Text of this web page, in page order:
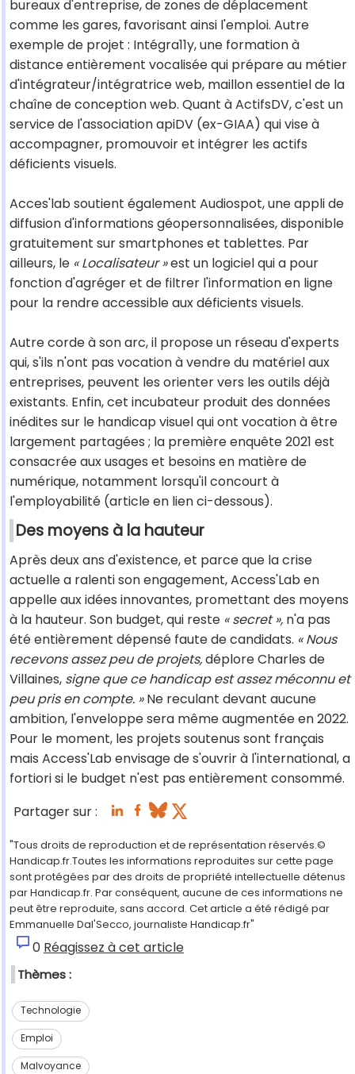
bureaux d'entreprise, de zones de déplacement
comme les gares, favorisant ainsi l'emploi. Autre
exemple de projet : Intégra11y, une formation à
distance entièrement vocalisée qui prépare au métier
d'intégrateur/intégratrice web, maillon essentiel de la
chaîne de conception web. Quant à ActifsDV, c'est un
service de l'association apiDV (ex-GIAA) qui vise à
accompagner, promouvoir et intégrer les actifs
déficients visuels.
Acces'lab soutient également Audiospot, une appli de
diffusion d'informations géopersonnalisées, disponible
gratuitement sur smartphones et tablettes. Par
ailleurs, le « Localisateur »est un logiciel qui a pour
fonction d'agréger et de filtrer l'information en ligne
pour la rendre accessible aux déficients visuels.
Autre corde à son arc, il propose un réseau d'experts
qui, s'ils n'ont pas vocation à vendre du matériel aux
entreprises, peuvent les orienter vers les outils déjà
existants. Enfin, cet incubateur produit des données
inédites sur le handicap visuel qui ont vocation à être
largement partagées ; la première enquête 2021 est
consacrée aux usages et besoins en matière de
numérique, notamment lorsqu'il concourt à
l'employabilité (article en lien ci-dessous).
Des moyens à la hauteur
Après deux ans d'existence, et parce que la crise
actuelle a ralenti son engagement, Access'Lab en
appelle aux idées innovantes, promettant des moyens
à la hauteur. Son budget, qui reste « secret », n'a pas
été entièrement dépensé faute de candidats. « Nous
recevons assez peu de projets,déplore Charles de
Villaines, signe que ce handicap est assez méconnu et
peu pris en compte. »Ne reculant devant aucune
ambition, l'enveloppe sera même augmentée en 2022.
Pour le moment, les projets soutenus sont français
mais Access'Lab envisage de s'ouvrir à l'international, a
fortiori si le budget n'est pas entièrement consommé.
Partager sur :
"Tous droits de reproduction et de représentation réservés.©
Handicap.fr.Toutes les informations reproduites sur cette page
sont protégées par des droits de propriété intellectuelle détenus
par Handicap.fr. Par conséquent, aucune de ces informations ne
peut être reproduite, sans accord. Cet article a été rédigé par
Emmanuelle Dal'Secco, journaliste Handicap.fr"
0 Réagissez à cet article
Thèmes :
Technologie
Emploi
Malvoyance